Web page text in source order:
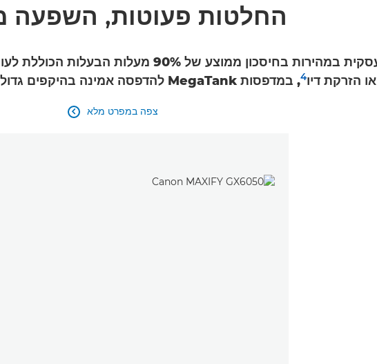
החלטות פעוטות, השפעה
או הזרקת דיו4, במדפסות MegaTank להדפסה אמינה בהיקפים גדולים, עם מכלי דיו למילוי חוזר.
צפה במפרט מלא 